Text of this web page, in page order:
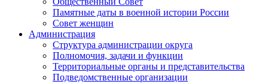
Памятные даты в военной истории России
Совет женщин
Администрация
Структура администрации округа
Полномочия, задачи и функции
Территориальные органы и представительства
Подведомственные организации